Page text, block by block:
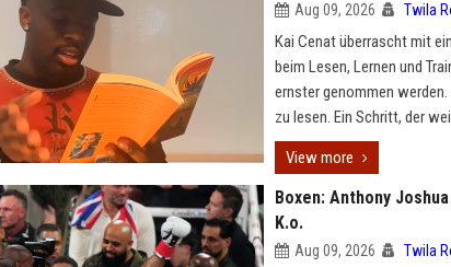
Aug 09, 2026 Twila
Kai Cenat überrascht mit
beim Lesen, Lernen und
ernster genommen
zu lesen. Ein Schritt, der
View more
Boxen: Anthony
K.o.
Aug 09, 2026 Twila